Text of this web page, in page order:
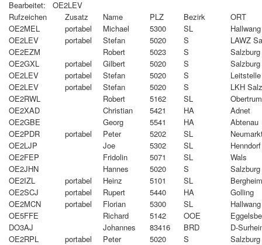
Bearbeitet:
OE2LEV
Rufzeichen
Zusatz Name PLZ Bezirk
ORT
OE2MEL
portabel Michael 5300 SL
Hallwang
OE2LEV
portabel Stefan 5020 S
LAWZ
OE2EZM
Robert 5023 S
Salzburg
OE2GXL
portabel Gilbert 5020 S
Salzburg
OE2LEV
portabel Stefan 5020 S
OE2LEV
portabel Stefan 5020 S
LKH
OE2RWL
Robert 5162 SL
Obertrum
OE2XAD
Christian 5421 HA
Adnet
OE2GBE
Georg 5541 HA
Abtenau
OE2PDR
portabel Peter 5202 SL
OE2LJP
Joe 5302 SL
Henndorf
OE2FEP
Fridolin 5071 SL
Wals
OE2JHN
Hannes 5020 S
Salzburg
OE2IZL
portabel Heinz 5101 SL
Bergheim
OE2SCJ
portabel Rupert 5440 HA
Golling
OE2MCN
portabel Florian 5300 SL
Hallwang
OE5FFE
Richard 5142 OOE
DO3AJ
Johannes 83416 BRD
D-
OE2RPL
portabel Peter 5020 S Salzburg